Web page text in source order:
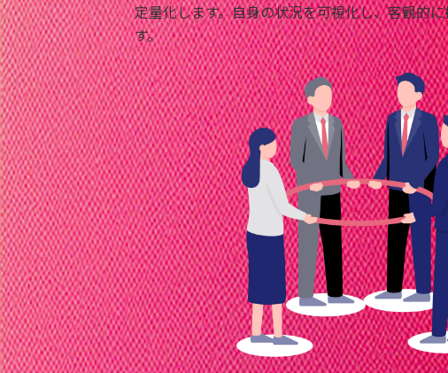
定量化します。自身の状況を可視化し、客観的
す。